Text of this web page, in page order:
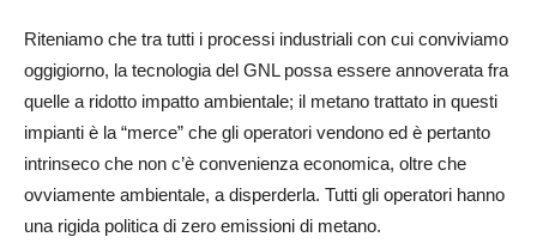
Riteniamo che tra tutti i processi industriali con cui conviviamo
oggigiorno, la tecnologia del GNL possa essere annoverata fra
quelle a ridotto impatto ambientale; il metano trattato in questi
impianti è la “merce” che gli operatori vendono ed è pertanto
intrinseco che non c’è convenienza economica, oltre che
ovviamente ambientale, a disperderla. Tutti gli operatori hanno
una rigida politica di zero emissioni di metano.